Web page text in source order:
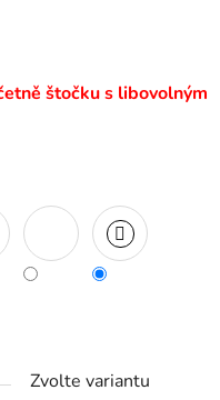
štočku s libovolným
Zvolte variantu